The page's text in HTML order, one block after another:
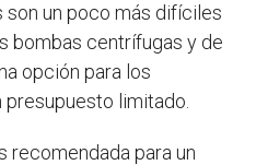
un poco más difíciles
bombas centrífugas y de
opción para los
limitado.
recomendada para un